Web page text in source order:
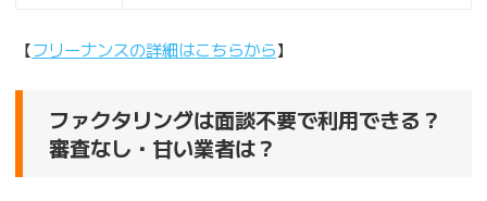
【フリーナンスの詳細はこちらから】
ファクタリングは面談不要で利用できる？
審査なし・甘い業者は？